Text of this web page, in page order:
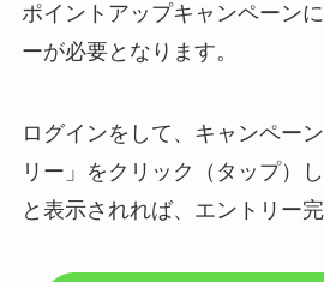
ポイントアップキャンペーン
ーが必要となります。
ログインをして、キャンペー
リー」をクリック（タップ）
と表示されれば、エントリー完